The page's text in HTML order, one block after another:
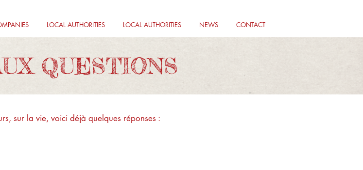
LOCAL AUTHORITIES LOCAL AUTHORITIES NEWS CONTACT
QUESTIONS
sur la vie, voici déjà quelques réponses :